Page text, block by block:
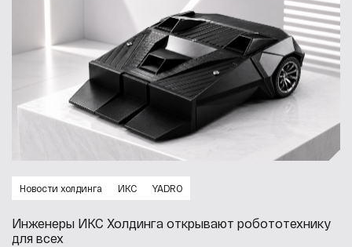
Новости холдинга ИКС YADRO
Инженеры ИКС Холдинга открывают робототехнику
для всех